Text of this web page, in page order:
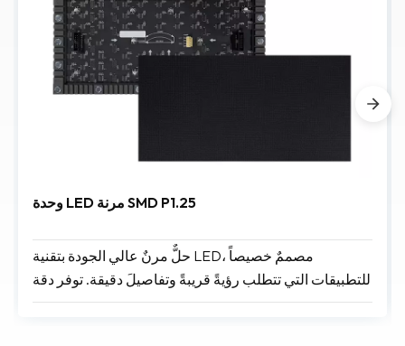
وحدة LED مرنة SMD P1.25
حلٌّ مرنٌ عالي الجودة بتقنية LED، مصممٌ خصيصاً
للتطبيقات التي تتطلب رؤيةً قريبةً وتفاصيلَ دقيقة. توفر دقة
البكسل البالغة 1.25 مم صوراً حادةً وخاليةً من التشويش،